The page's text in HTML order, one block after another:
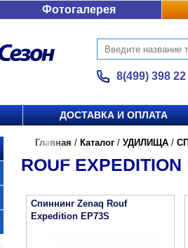
Фотогалерея
8(499) 398 22
ДОСТАВКА И ОПЛАТА
Главная / Каталог / УДИЛИЩА /
ROUF EXPEDITION
Спиннинг Zenaq Rouf
Expedition EP73S